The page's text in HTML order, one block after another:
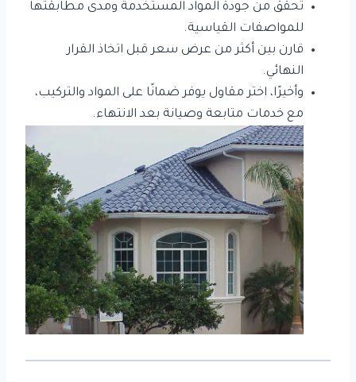
تحقق من جودة المواد المستخدمة ومدى مطابقتها
للمواصفات القياسية.
قارن بين أكثر من عرض سعر قبل اتخاذ القرار
النهائي.
وأخيرًا، اختر مقاول يوفر ضمانًا على المواد والتركيب،
مع خدمات متابعة وصيانة بعد الانتهاء.